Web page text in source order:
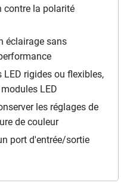
contre la polarité
éclairage sans
LED rigides ou flexibles,
LED
les réglages de
de couleur
port d'entrée/sortie